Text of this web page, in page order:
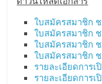
ใบสมัครสมาชิก
ใบสมัครสมาชิก
ใบสมัครสมาชิก
ใบสมัครสมาชิก
รายละเอียดการ
รายละเอียดการ